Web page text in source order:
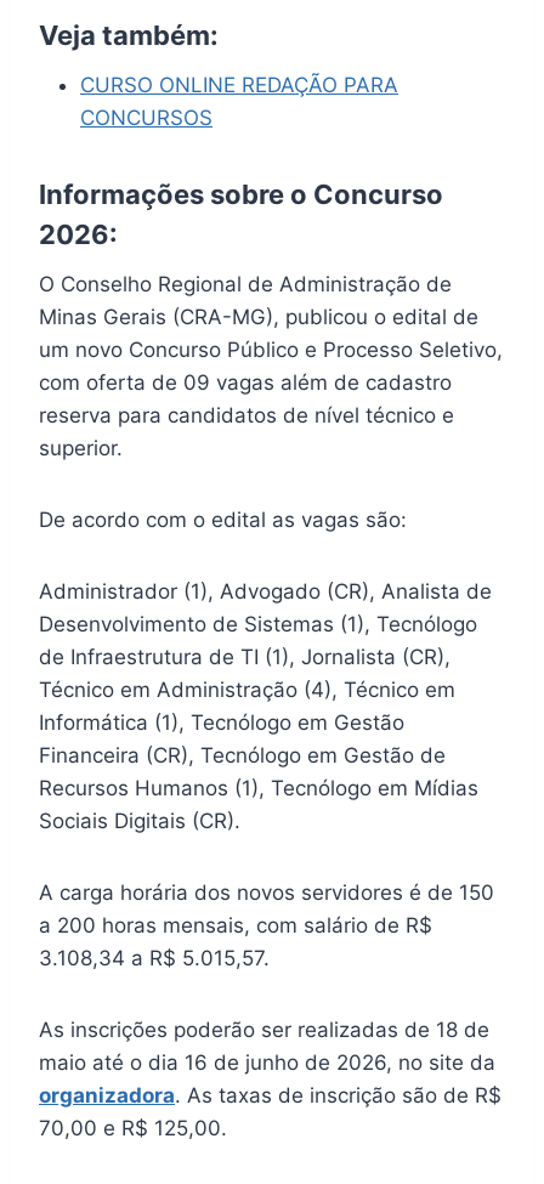
Veja também:
CURSO ONLINE REDAÇÃO PARA
CONCURSOS
Informações sobre o Concurso
2026:
O Conselho Regional de Administração de
Minas Gerais (CRA-MG), publicou o edital de
um novo Concurso Público e Processo Seletivo,
com oferta de 09 vagas além de cadastro
reserva para candidatos de nível técnico e
superior.
De acordo com o edital as vagas são:
Administrador (1), Advogado (CR), Analista de
Desenvolvimento de Sistemas (1), Tecnólogo
de Infraestrutura de TI (1), Jornalista (CR),
Técnico em Administração (4), Técnico em
Informática (1), Tecnólogo em Gestão
Financeira (CR), Tecnólogo em Gestão de
Recursos Humanos (1), Tecnólogo em Mídias
Sociais Digitais (CR).
A carga horária dos novos servidores é de 150
a 200 horas mensais, com salário de R$
3.108,34 a R$ 5.015,57.
As inscrições poderão ser realizadas de 18 de
maio até o dia 16 de junho de 2026, no site da
organizadora. As taxas de inscrição são de R$
70,00 e R$ 125,00.